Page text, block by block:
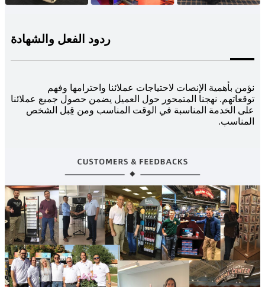
ردود الفعل والشهادة
نؤمن بأهمية الإنصات لاحتياجات عملائنا واحترامها وفهم
توقعاتهم. نهجنا المتمحور حول العميل يضمن حصول جميع عملائنا
على الخدمة المناسبة في الوقت المناسب ومن قِبل الشخص
المناسب.